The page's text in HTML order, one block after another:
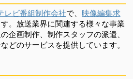
レビ番組制作会社で、 映像編集求
。放送業界に関連する様々な事業
企画制作、制作スタッフの派遣、
どのサービスを提供しています。